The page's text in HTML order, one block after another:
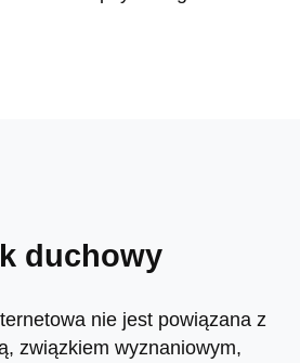
duchowy
nie jest powiązana z
związkiem wyznaniowym,